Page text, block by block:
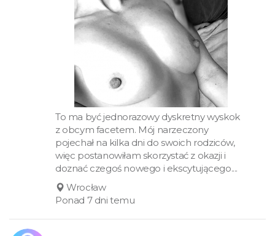
To ma być jednorazowy dyskretny wyskok
z obcym facetem. Mój narzeczony
pojechał na kilka dni do swoich rodziców,
więc postanowiłam skorzystać z okazji i
doznać czegoś nowego i ekscytującego....
Wrocław
Ponad 7 dni temu